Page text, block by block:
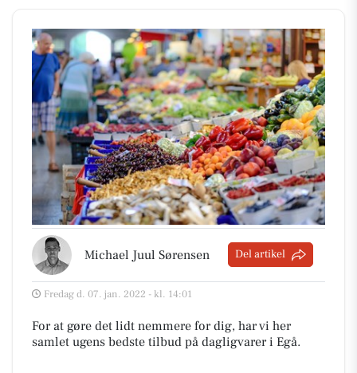
Michael Juul Sørensen Del artikel
Fredag d. 07. jan. 2022 - kl. 14:01
For at gøre det lidt nemmere for dig, har vi her
samlet ugens bedste tilbud på dagligvarer i Egå.